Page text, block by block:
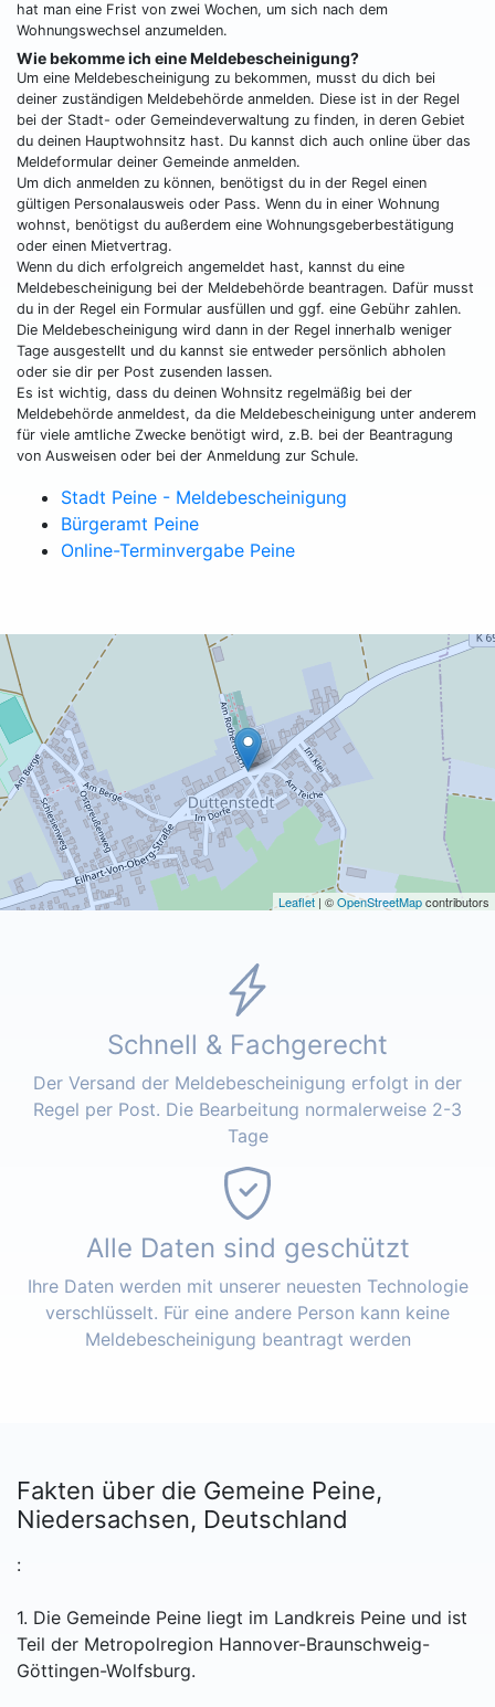
hat man eine Frist von zwei Wochen, um sich nach dem
Wohnungswechsel anzumelden.
Wie bekomme ich eine Meldebescheinigung?
Um eine Meldebescheinigung zu bekommen, musst du dich bei
deiner zuständigen Meldebehörde anmelden. Diese ist in der Regel
bei der Stadt- oder Gemeindeverwaltung zu finden, in deren Gebiet
du deinen Hauptwohnsitz hast. Du kannst dich auch online über das
Meldeformular deiner Gemeinde anmelden.
Um dich anmelden zu können, benötigst du in der Regel einen
gültigen Personalausweis oder Pass. Wenn du in einer Wohnung
wohnst, benötigst du außerdem eine Wohnungsgeberbestätigung
oder einen Mietvertrag.
Wenn du dich erfolgreich angemeldet hast, kannst du eine
Meldebescheinigung bei der Meldebehörde beantragen. Dafür musst
du in der Regel ein Formular ausfüllen und ggf. eine Gebühr zahlen.
Die Meldebescheinigung wird dann in der Regel innerhalb weniger
Tage ausgestellt und du kannst sie entweder persönlich abholen
oder sie dir per Post zusenden lassen.
Es ist wichtig, dass du deinen Wohnsitz regelmäßig bei der
Meldebehörde anmeldest, da die Meldebescheinigung unter anderem
für viele amtliche Zwecke benötigt wird, z.B. bei der Beantragung
von Ausweisen oder bei der Anmeldung zur Schule.
Stadt Peine - Meldebescheinigung
Bürgeramt Peine
Online-Terminvergabe Peine
Leaflet | ©OpenStreetMapcontributors
Schnell & Fachgerecht
Der Versand der Meldebescheinigung erfolgt in der
Regel per Post. Die Bearbeitung normalerweise 2-3
Tage
Alle Daten sind geschützt
Ihre Daten werden mit unserer neuesten Technologie
verschlüsselt. Für eine andere Person kann keine
Meldebescheinigung beantragt werden
Fakten über die Gemeine Peine,
Niedersachsen, Deutschland
:
1. Die Gemeinde Peine liegt im Landkreis Peine und ist
Teil der Metropolregion Hannover-Braunschweig-
Göttingen-Wolfsburg.